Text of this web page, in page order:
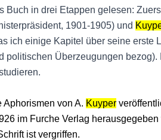
Buch in drei Etappen gelesen:
1901-1905) und
ich einige Kapitel über seine erste
politischen Überzeugungen bezog).
Aphorismen von A. Kuyper
im Furche Verlag
ist vergriffen.